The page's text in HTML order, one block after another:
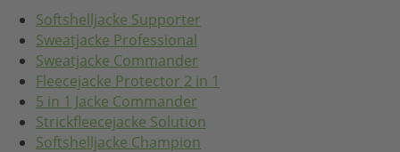
Softshelljacke Supporter
Sweatjacke Professional
Sweatjacke Commander
Fleecejacke Protector 2 in 1
5 in 1 Jacke Commander
Strickfleecejacke Solution
Softshelljacke Champion